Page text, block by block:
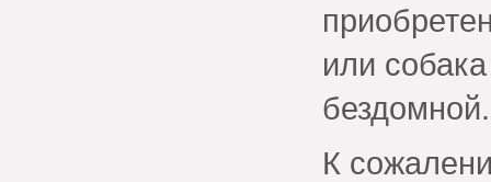
или
бездомной.
К